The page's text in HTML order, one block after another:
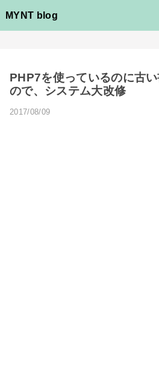
MYNT blog
PHP7を使っているのに古
ので、システム大改修
2017/08/09